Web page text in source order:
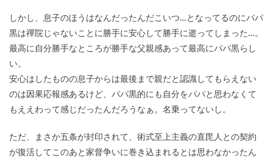
しかし、息子のほうはなんだったんだこいつ…となってるのにパパ
黒は禪院じゃないことに勝手に安心して勝手に逝ってしまった…。
最高に自分勝手なところが勝手な父親感あって最高にパパ黒らし
い。
安心はしたものの息子からは最後まで親だと認識してもらえない
のは因果応報感あるけど、パパ黒的にも自分をパパと思わなくて
もええわって感じだったんだろうなぁ。名乗ってないし。
ただ、まさか五条が封印されて、術式至上主義の直毘人との契約
が復活してこのあと家督争いに巻き込まれるとは思わなかったん